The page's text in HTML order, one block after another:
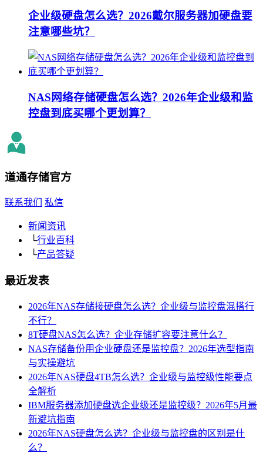
企业级硬盘怎么选？2026戴尔服务器加硬盘要
注意哪些坑？
NAS网络存储硬盘怎么选？2026年企业级和监
控盘到底买哪个更划算？
道通存储官方
联系我们 私信
新闻资讯
└行业百科
└产品答疑
最近发表
2026年NAS存储接硬盘怎么选？企业级与监控盘混搭行
不行？
8T硬盘NAS怎么选？企业存储扩容要注意什么？
NAS存储备份用企业硬盘还是监控盘？2026年选型指南
与实操避坑
2026年NAS硬盘4TB怎么选？企业级与监控级性能要点
全解析
IBM服务器添加硬盘选企业级还是监控级？2026年5月最
新避坑指南
2026年NAS硬盘怎么选？企业级与监控盘的区别是什
么？